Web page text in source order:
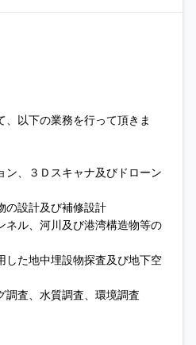
以下の業務を行って頂きま
ン、３Ｄスキャナ及びドローン
の設計及び補修設計
ネル、河川及び港湾構造物等の
した地中埋設物探査及び地下空
調査、水質調査、環境調査